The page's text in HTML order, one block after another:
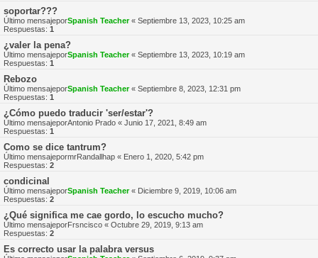
soportar???
Último mensajeporSpanish Teacher« Septiembre 13, 2023, 10:25 am
Respuestas: 1
¿valer la pena?
Último mensajeporSpanish Teacher« Septiembre 13, 2023, 10:19 am
Respuestas: 1
Rebozo
Último mensajeporSpanish Teacher« Septiembre 8, 2023, 12:31 pm
Respuestas: 1
¿Cómo puedo traducir 'ser/estar'?
Último mensajeporAntonio Prado « Junio 17, 2021, 8:49 am
Respuestas: 1
Como se dice tantrum?
Último mensajepormrRandallhap « Enero 1, 2020, 5:42 pm
Respuestas: 2
condicinal
Último mensajeporSpanish Teacher« Diciembre 9, 2019, 10:06 am
Respuestas: 2
¿Qué significa me cae gordo, lo escucho mucho?
Último mensajeporFrsncisco « Octubre 29, 2019, 9:13 am
Respuestas: 2
Es correcto usar la palabra versus